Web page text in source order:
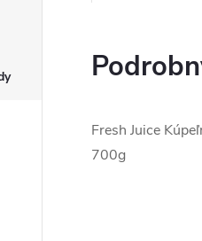
Fresh Juice
700g